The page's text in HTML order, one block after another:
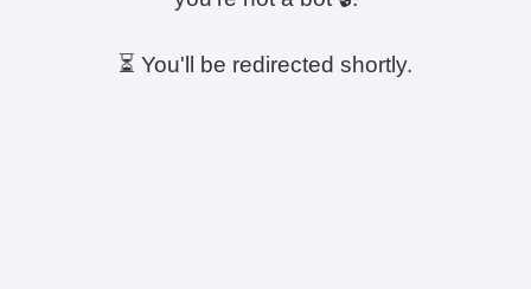
⏳ You'll be redirected shortly.